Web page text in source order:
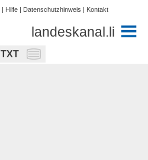
| Hilfe | Datenschutzhinweis | Kontakt
landeskanal.li
TXT